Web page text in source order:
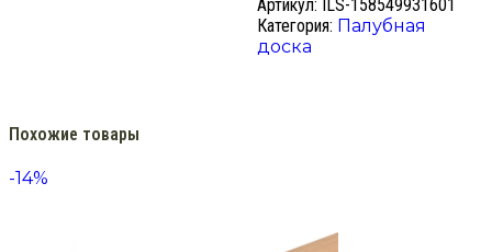
Артикул: ILS-158549931601
Категория: Палубная
доска
Похожие товары
-14%